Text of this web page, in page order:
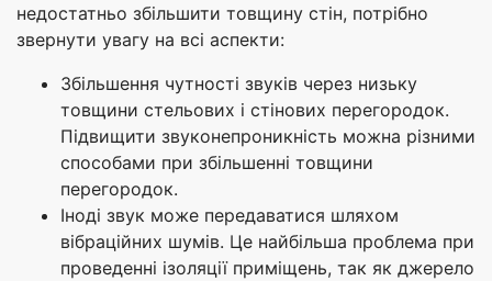
недостатньо збільшити товщину стін, потрібно
звернути увагу на всі аспекти:
Збільшення чутності звуків через низьку
товщини стельових і стінових перегородок.
Підвищити звуконепроникність можна різними
способами при збільшенні товщини
перегородок.
Іноді звук може передаватися шляхом
вібраційних шумів. Це найбільша проблема при
проведенні ізоляції приміщень, так як джерело